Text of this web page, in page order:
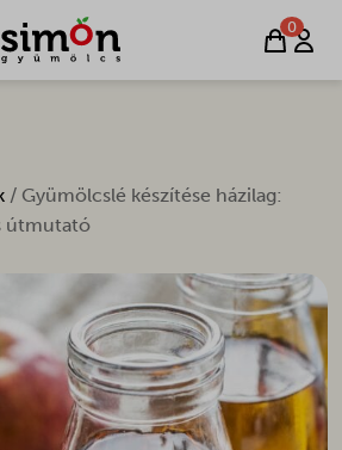
0
/ Gyümölcslé készítése házilag:
útmutató